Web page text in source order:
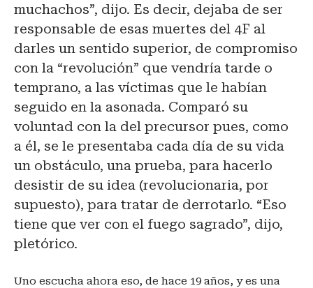
muchachos”, dijo. Es decir, dejaba de ser
responsable de esas muertes del 4F al
darles un sentido superior, de compromiso
con la “revolución” que vendría tarde o
temprano, a las víctimas que le habían
seguido en la asonada. Comparó su
voluntad con la del precursor pues, como
a él, se le presentaba cada día de su vida
un obstáculo, una prueba, para hacerlo
desistir de su idea (revolucionaria, por
supuesto), para tratar de derrotarlo. “Eso
tiene que ver con el fuego sagrado”, dijo,
pletórico.
Uno escucha ahora eso, de hace 19 años, y es una